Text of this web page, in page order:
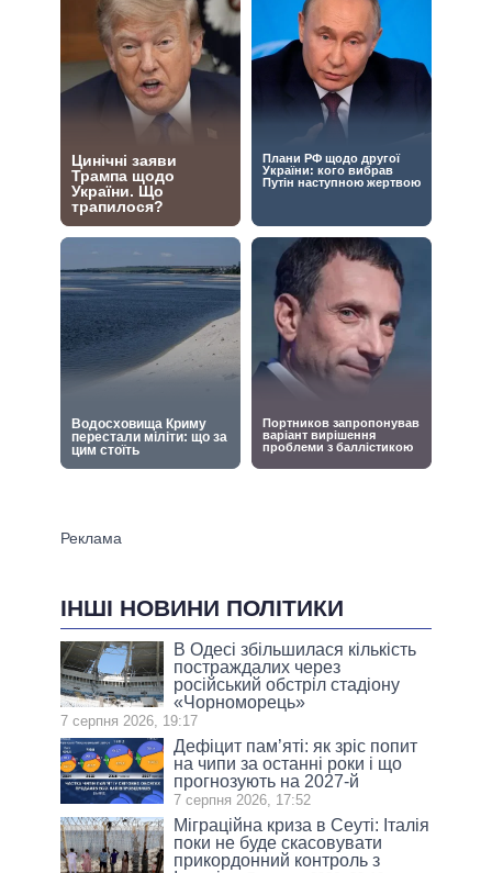
ІНШІ НОВИНИ ПОЛІТИКИ
В Одесі збільшилася кількість
постраждалих через
російський обстріл стадіону
«Чорноморець»
7 серпня 2026, 19:17
Дефіцит пам’яті: як зріс попит
на чипи за останні роки і що
прогнозують на 2027-й
7 серпня 2026, 17:52
Міграційна криза в Сеуті: Італія
поки не буде скасовувати
прикордонний контроль з